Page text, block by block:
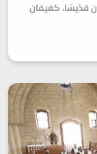
قدّيسًا، كفيفان